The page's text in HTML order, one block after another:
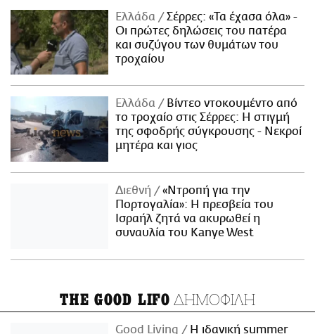
Ελλάδα
Σέρρες: «Τα έχασα όλα» -
Οι πρώτες δηλώσεις του πατέρα
και συζύγου των θυμάτων του
τροχαίου
Ελλάδα
Βίντεο ντοκουμέντο από
το τροχαίο στις Σέρρες: Η στιγμή
της σφοδρής σύγκρουσης - Νεκροί
μητέρα και γιος
Διεθνή
«Ντροπή για την
Πορτογαλία»: Η πρεσβεία του
Ισραήλ ζητά να ακυρωθεί η
συναυλία του Kanye West
THE GOOD LIFO ΔΗΜΟΦΙΛΗ
Good Living
Η ιδανική summer